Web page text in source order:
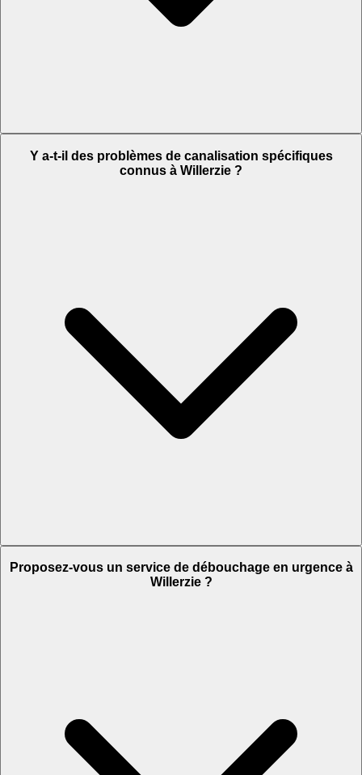
Y a-t-il des problèmes de canalisation spécifiques
connus à Willerzie ?
Proposez-vous un service de débouchage en urgence à
Willerzie ?